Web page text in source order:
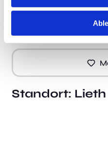
Jetzt
Standort: Lieth